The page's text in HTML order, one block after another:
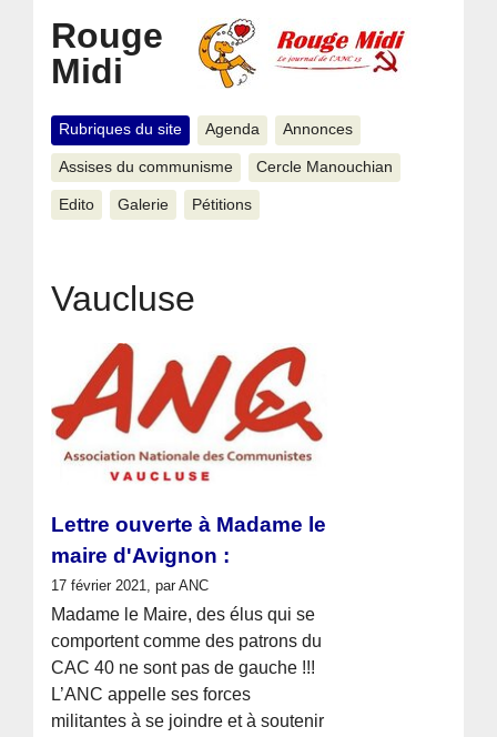
Rouge
Midi
Rubriques du site Agenda Annonces
Assises du communisme Cercle Manouchian
Edito Galerie Pétitions
Vaucluse
Lettre ouverte à Madame le
maire d'Avignon :
17 février 2021, par ANC
Madame le Maire, des élus qui se
comportent comme des patrons du
CAC 40 ne sont pas de gauche !!!
L’ANC appelle ses forces
militantes à se joindre et à soutenir